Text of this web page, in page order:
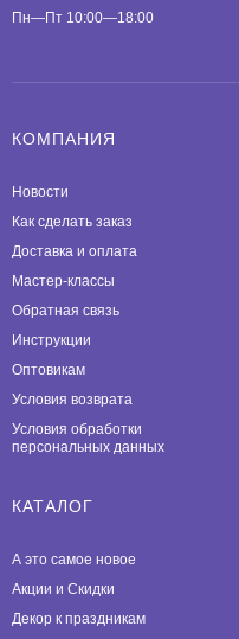
Пн—Пт 10:00—18:00
КОМПАНИЯ
Новости
Как сделать заказ
Доставка и оплата
Мастер-классы
Обратная связь
Инструкции
Оптовикам
Условия возврата
Условия обработки
персональных данных
КАТАЛОГ
А это самое новое
Акции и Скидки
Декор к праздникам